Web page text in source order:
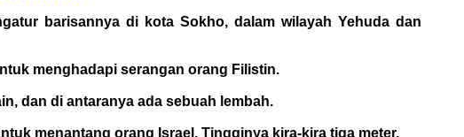
barisannya di kota Sokho, dalam wilayah Yehuda dan
menghadapi serangan orang Filistin.
dan di antaranya ada sebuah lembah.
menantang orang Israel. Tingginya kira-kira tiga meter,